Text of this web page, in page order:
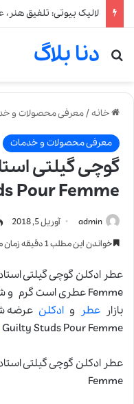
لالیک بیوتی: تلفیق
دنا بلاگ
جستجو برای
خانه/معرفی محصولات و
معرفی محصولات و خدمات
Pour Femme
admin آوریل 5, 2018
خواندن این مطلب 1 دقیقه زمان میبرد
بازار عطر و ادکلن عرضه
Guilty Studs Pour Femme عطری است زنانه و شیک.
Femme